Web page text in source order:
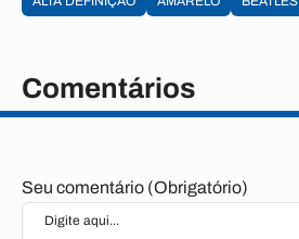
Comentários
Seu comentário (Obrigatório)